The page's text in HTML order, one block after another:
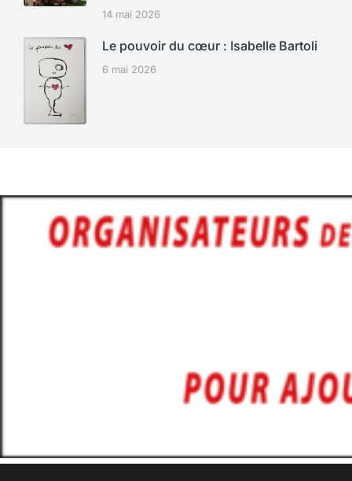
14 mai 2026
Le pouvoir du cœur : Isabelle Bartoli
6 mai 2026